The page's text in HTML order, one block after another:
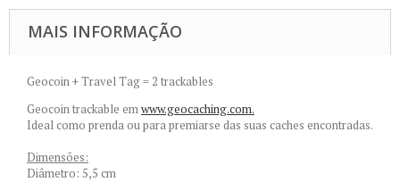
MAIS INFORMAÇÃO
Geocoin + Travel Tag = 2 trackables
Geocoin trackable emwww.geocaching.com.
Ideal como prenda ou para premiarse das suas caches encontradas.
Dimensões:
Diâmetro: 5,5 cm